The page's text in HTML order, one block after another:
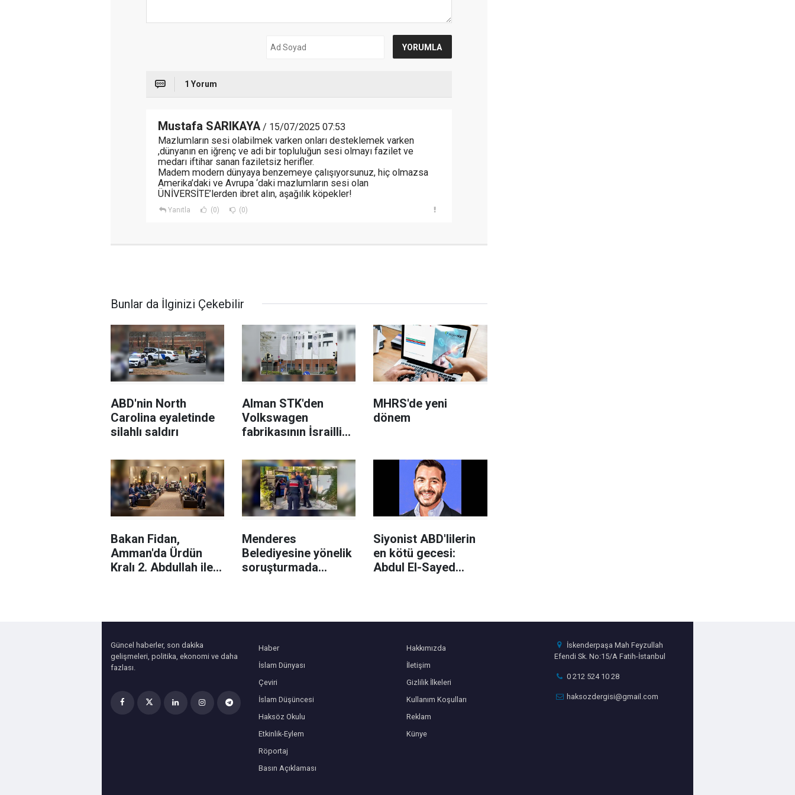
1 Yorum
Mustafa SARIKAYA / 15/07/2025 07:53
Mazlumların sesi olabilmek varken onları desteklemek varken
,dünyanın en iğrenç ve adi bir topluluğun sesi olmayı fazilet ve
medarı iftihar sanan faziletsiz herifler.
Madem modern dünyaya benzemeye çalışıyorsunuz, hiç olmazsa
Amerika’daki ve Avrupa ‘daki mazlumların sesi olan
ÜNİVERSİTE’lerden ibret alın, aşağılık köpekler!
Yanıtla (0) (0)
Bunlar da İlginizi Çekebilir
ABD'nin North
Carolina eyaletinde
silahlı saldırı
Alman STK'den
Volkswagen
fabrikasının İsrailli
Rafael'e
devredilmesi planına
tepki
MHRS'de yeni
dönem
Bakan Fidan,
Amman'da Ürdün
Kralı 2. Abdullah ile
Menderes
Belediyesine yönelik
soruşturmada
Siyonist ABD'lilerin
en kötü gecesi:
Abdul El-Sayed
Güncel haberler, son dakika
gelişmeleri, politika, ekonomi ve daha
fazlası.
Haber
İslam Dünyası
Çeviri
İslam Düşüncesi
Haksöz Okulu
Etkinlik-Eylem
Röportaj
Basın Açıklaması
Hakkımızda
İletişim
Gizlilik İlkeleri
Kullanım Koşulları
Reklam
Künye
İskenderpaşa Mah Feyzullah
Efendi Sk. No:15/A Fatih-İstanbul
0 212 524 10 28
haksozdergisi@gmail.com